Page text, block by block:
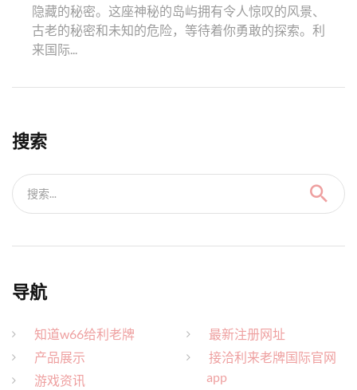
隐藏的秘密。这座神秘的岛屿拥有令人惊叹的风景、
古老的秘密和未知的危险，等待着你勇敢的探索。利
来国际...
搜索
搜索...
导航
知道w66给利老牌
产品展示
游戏资讯
最新注册网址
接洽利来老牌国际官网
app